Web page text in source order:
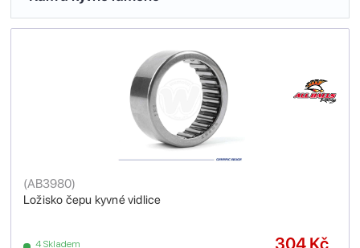
Ložisko čepu kyvné vidlice
(AB3980)
4 Skladem 304 Kč